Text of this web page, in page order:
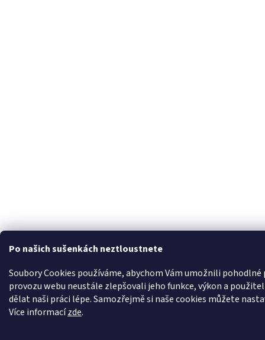
Po našich sušenkách neztloustnete
Soubory Cookies používáme, abychom Vám umožnili
provozu webu neustále zlepšovali jeho funkce, výkon a
dělat naši práci lépe. Samozřejmě si naše cookies můžete
Více informacízde.